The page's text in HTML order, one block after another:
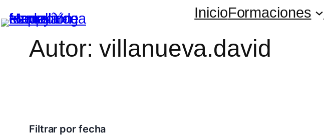
Saltar
InicioFormaciones
Autor:villanueva.david
Filtrar por fecha